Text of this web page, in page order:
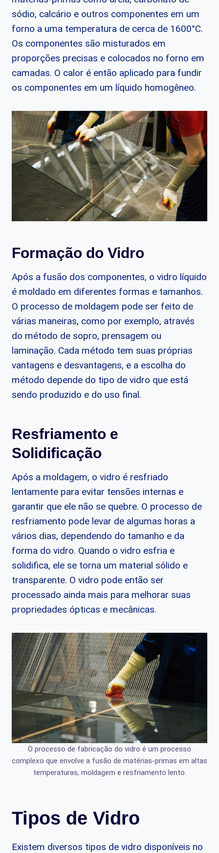
sódio, calcário e outros componentes em um
forno a uma temperatura de cerca de 1600°C.
Os componentes são misturados em
proporções precisas e colocados no forno em
camadas. O calor é então aplicado para fundir
os componentes em um líquido homogêneo.
Formação do Vidro
Após a fusão dos componentes, o vidro líquido
é moldado em diferentes formas e tamanhos.
O processo de moldagem pode ser feito de
várias maneiras, como por exemplo, através
do método de sopro, prensagem ou
laminação. Cada método tem suas próprias
vantagens e desvantagens, e a escolha do
método depende do tipo de vidro que está
sendo produzido e do uso final.
Resfriamento e
Solidificação
Após a moldagem, o vidro é resfriado
lentamente para evitar tensões internas e
garantir que ele não se quebre. O processo de
resfriamento pode levar de algumas horas a
vários dias, dependendo do tamanho e da
forma do vidro. Quando o vidro esfria e
solidifica, ele se torna um material sólido e
transparente. O vidro pode então ser
processado ainda mais para melhorar suas
propriedades ópticas e mecânicas.
O processo de fabricação do vidro é um processo
complexo que envolve a fusão de matérias-primas em altas
temperaturas, moldagem e resfriamento lento.
Tipos de Vidro
Existem diversos tipos de vidro disponíveis no